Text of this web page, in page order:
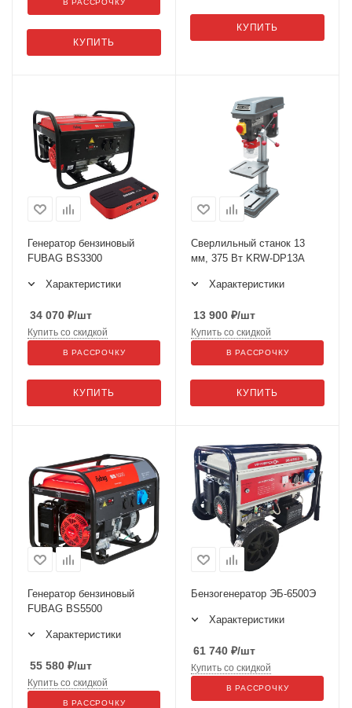
КУПИТЬ
В РАССРОЧКУ
КУПИТЬ
Генератор бензиновый
FUBAG BS3300
Характеристики
34 070 ₽/шт
КУПИТЬ
Купить со скидкой
В РАССРОЧКУ
Сверлильный станок 13
мм, 375 Вт KRW-DP13A
Характеристики
13 900 ₽/шт
КУПИТЬ
Купить со скидкой
В РАССРОЧКУ
Генератор бензиновый
FUBAG BS5500
Характеристики
55 580 ₽/шт
Купить со скидкой
В РАССРОЧКУ
Бензогенератор ЭБ-6500Э
Характеристики
61 740 ₽/шт
Купить со скидкой
В РАССРОЧКУ